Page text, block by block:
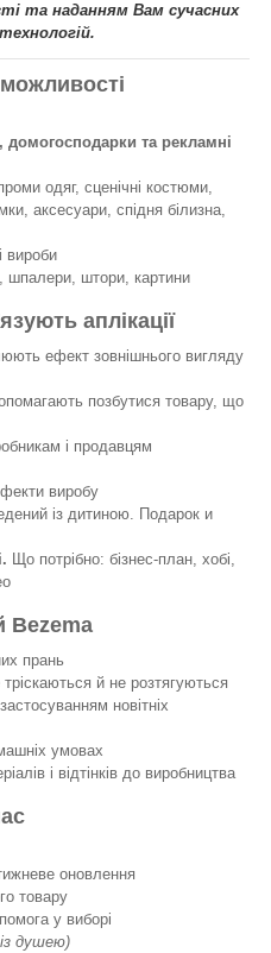
та наданням Вам сучасних
домогосподарки та рекламні
одяг, сценічні костюми,
аксесуари, спідня білизна,
вироби
шпалери, штори, картини
аплікації
ефект зовнішнього вигляду
позбутися товару, що
і продавцям
виробу
із дитиною. Подарок и
Що потрібно: бізнес-план, хобі,
Bezema
прань
й не розтягуються
новітніх
умовах
і відтінків до виробництва
оновлення
товару
у виборі
душею)